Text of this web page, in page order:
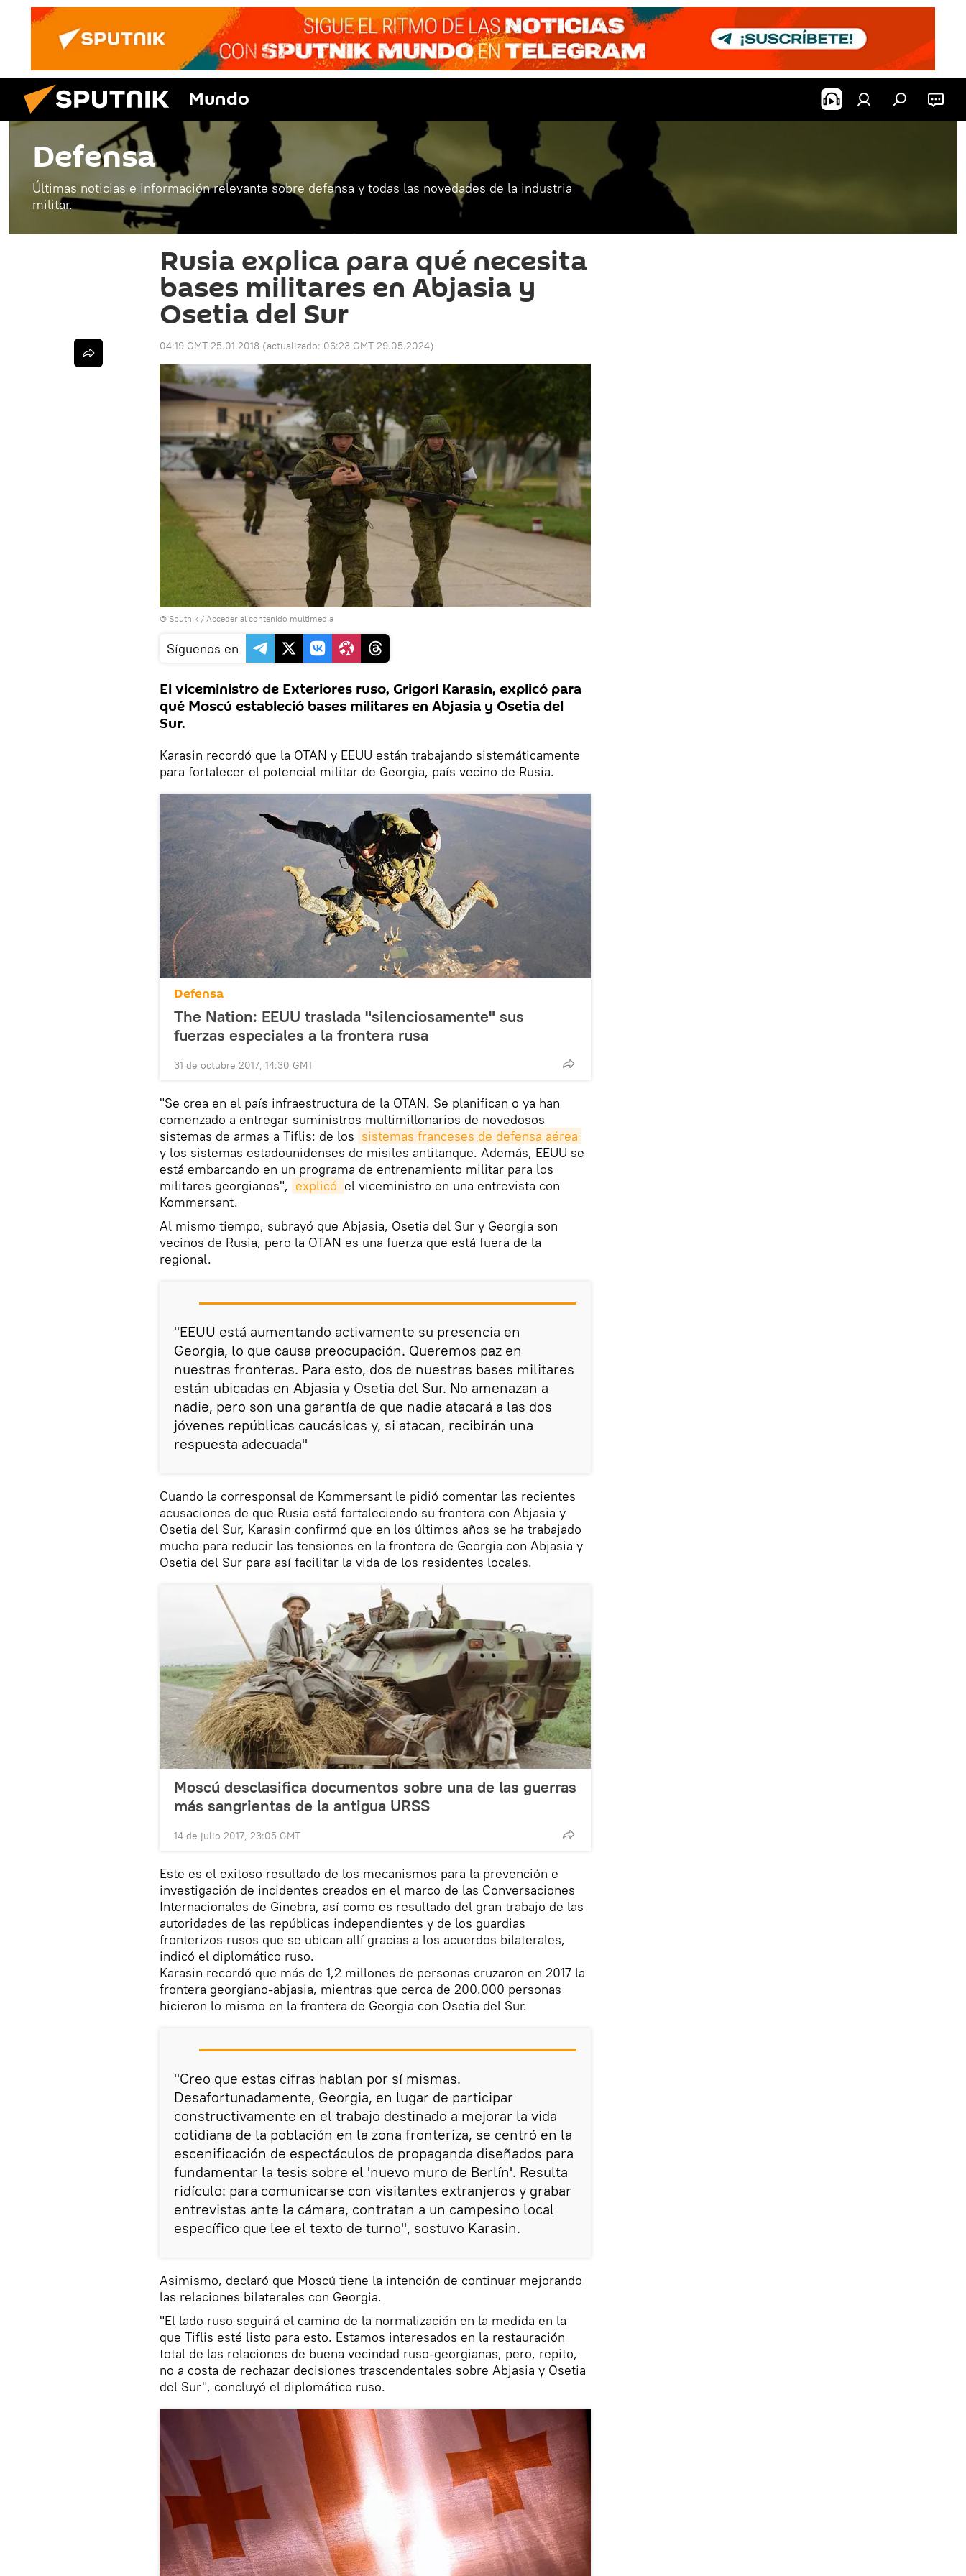
Mundo
Defensa
Últimas noticias e información relevante sobre defensa y todas las novedades de la industria
militar.
Rusia explica para qué necesita
bases militares en Abjasia y
Osetia del Sur
04:19 GMT 25.01.2018 (actualizado: 06:23 GMT 29.05.2024)
© Sputnik / Acceder al contenido multimedia
Síguenos en
El viceministro de Exteriores ruso, Grigori Karasin, explicó para
qué Moscú estableció bases militares en Abjasia y Osetia del
Sur.
Karasin recordó que la OTAN y EEUU están trabajando sistemáticamente
para fortalecer el potencial militar de Georgia, país vecino de Rusia.
Defensa
The Nation: EEUU traslada "silenciosamente" sus
fuerzas especiales a la frontera rusa
31 de octubre 2017, 14:30 GMT
"Se crea en el país infraestructura de la OTAN. Se planifican o ya han
comenzado a entregar suministros multimillonarios de novedosos
sistemas de armas a Tiflis: de los sistemas franceses de defensa aérea
y los sistemas estadounidenses de misiles antitanque. Además, EEUU se
está embarcando en un programa de entrenamiento militar para los
militares georgianos", explicó el viceministro en una entrevista con
Kommersant.
Al mismo tiempo, subrayó que Abjasia, Osetia del Sur y Georgia son
vecinos de Rusia, pero la OTAN es una fuerza que está fuera de la
regional.
"EEUU está aumentando activamente su presencia en
Georgia, lo que causa preocupación. Queremos paz en
nuestras fronteras. Para esto, dos de nuestras bases militares
están ubicadas en Abjasia y Osetia del Sur. No amenazan a
nadie, pero son una garantía de que nadie atacará a las dos
jóvenes repúblicas caucásicas y, si atacan, recibirán una
respuesta adecuada"
Cuando la corresponsal de Kommersant le pidió comentar las recientes
acusaciones de que Rusia está fortaleciendo su frontera con Abjasia y
Osetia del Sur, Karasin confirmó que en los últimos años se ha trabajado
mucho para reducir las tensiones en la frontera de Georgia con Abjasia y
Osetia del Sur para así facilitar la vida de los residentes locales.
Moscú desclasifica documentos sobre una de las guerras
más sangrientas de la antigua URSS
14 de julio 2017, 23:05 GMT
Este es el exitoso resultado de los mecanismos para la prevención e
investigación de incidentes creados en el marco de las Conversaciones
Internacionales de Ginebra, así como es resultado del gran trabajo de las
autoridades de las repúblicas independientes y de los guardias
fronterizos rusos que se ubican allí gracias a los acuerdos bilaterales,
indicó el diplomático ruso.
Karasin recordó que más de 1,2 millones de personas cruzaron en 2017 la
frontera georgiano-abjasia, mientras que cerca de 200.000 personas
hicieron lo mismo en la frontera de Georgia con Osetia del Sur.
"Creo que estas cifras hablan por sí mismas.
Desafortunadamente, Georgia, en lugar de participar
constructivamente en el trabajo destinado a mejorar la vida
cotidiana de la población en la zona fronteriza, se centró en la
escenificación de espectáculos de propaganda diseñados para
fundamentar la tesis sobre el 'nuevo muro de Berlín'. Resulta
ridículo: para comunicarse con visitantes extranjeros y grabar
entrevistas ante la cámara, contratan a un campesino local
específico que lee el texto de turno", sostuvo Karasin.
Asimismo, declaró que Moscú tiene la intención de continuar mejorando
las relaciones bilaterales con Georgia.
"El lado ruso seguirá el camino de la normalización en la medida en la
que Tiflis esté listo para esto. Estamos interesados en la restauración
total de las relaciones de buena vecindad ruso-georgianas, pero, repito,
no a costa de rechazar decisiones trascendentales sobre Abjasia y Osetia
del Sur", concluyó el diplomático ruso.